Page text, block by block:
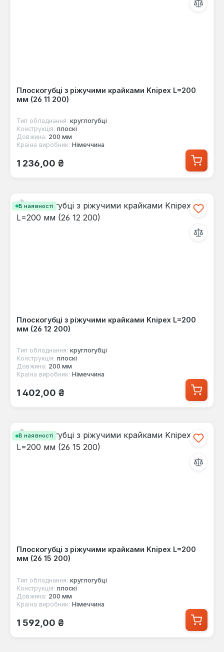
Плоскогубці з ріжучими крайками Knipex L=200
мм (26 11 200)
Тип обладнання: круглогубці
Конструкція: плоскі
Довжина: 200 мм
Країна виробник: Німеччина
Звичайна ціна:
1 236,00 ₴
В наявності
Плоскогубці з ріжучими крайками Knipex L=200
мм (26 12 200)
Тип обладнання: круглогубці
Конструкція: плоскі
Довжина: 200 мм
Країна виробник: Німеччина
Звичайна ціна:
1 402,00 ₴
В наявності
Плоскогубці з ріжучими крайками Knipex L=200
мм (26 15 200)
Тип обладнання: круглогубці
Конструкція: плоскі
Довжина: 200 мм
Країна виробник: Німеччина
Звичайна ціна:
1 592,00 ₴